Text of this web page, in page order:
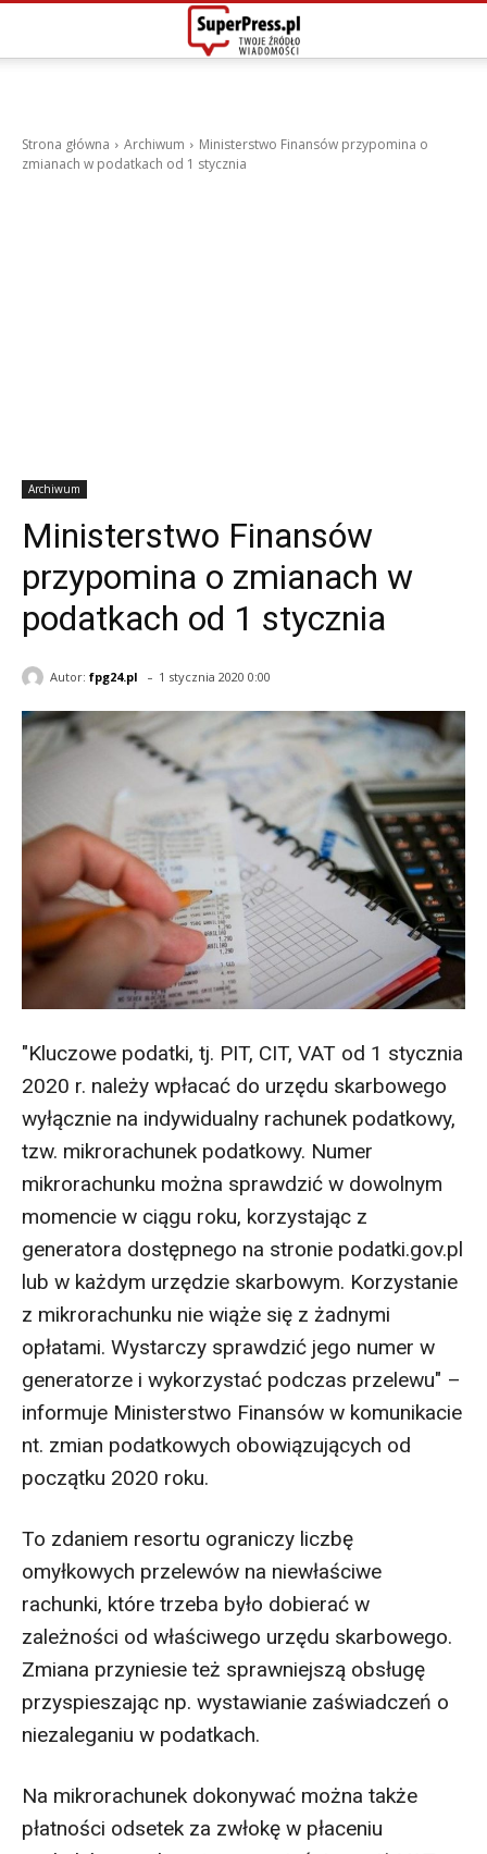
Strona główna Archiwum
Ministerstwo Finansów przypomina o
zmianach w podatkach od 1 stycznia
Archiwum
Ministerstwo Finansów
przypomina o zmianach w
podatkach od 1 stycznia
Autor: fpg24.pl - 1 stycznia 2020 0:00
"Kluczowe podatki, tj. PIT, CIT, VAT od 1 stycznia
2020 r. należy wpłacać do urzędu skarbowego
wyłącznie na indywidualny rachunek podatkowy,
tzw. mikrorachunek podatkowy. Numer
mikrorachunku można sprawdzić w dowolnym
momencie w ciągu roku, korzystając z
generatora dostępnego na stronie podatki.gov.pl
lub w każdym urzędzie skarbowym. Korzystanie
z mikrorachunku nie wiąże się z żadnymi
opłatami. Wystarczy sprawdzić jego numer w
generatorze i wykorzystać podczas przelewu" –
informuje Ministerstwo Finansów w komunikacie
nt. zmian podatkowych obowiązujących od
początku 2020 roku.
To zdaniem resortu ograniczy liczbę
omyłkowych przelewów na niewłaściwe
rachunki, które trzeba było dobierać w
zależności od właściwego urzędu skarbowego.
Zmiana przyniesie też sprawniejszą obsługę
przyspieszając np. wystawianie zaświadczeń o
niezaleganiu w podatkach.
Na mikrorachunek dokonywać można także
płatności odsetek za zwłokę w płaceniu